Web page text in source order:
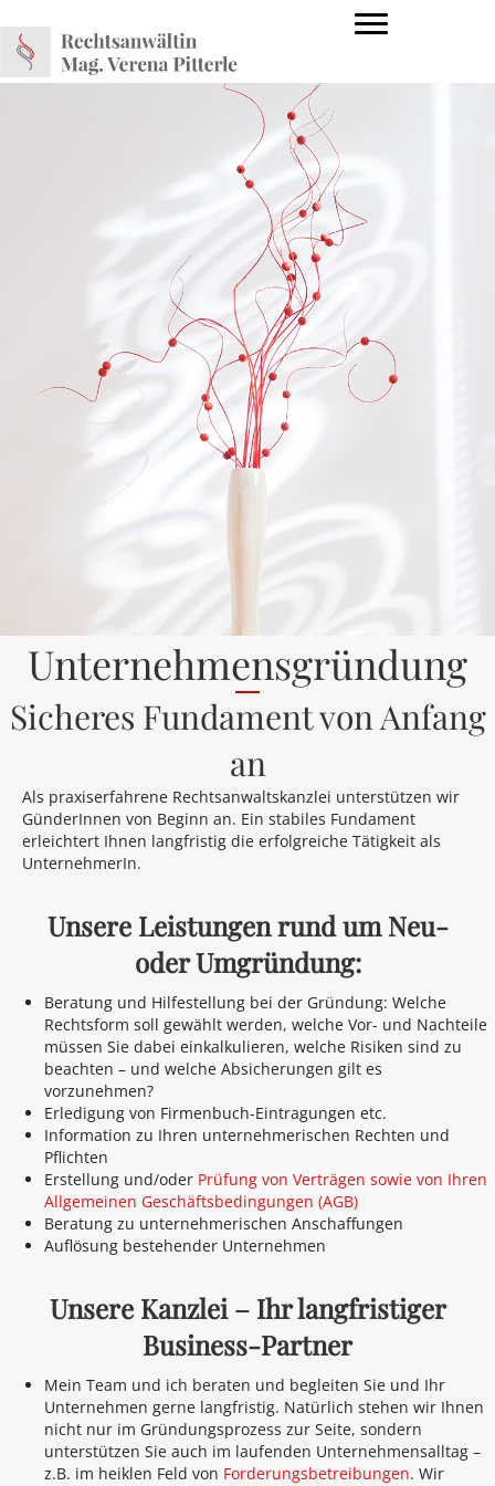
Unternehmensgründung
Sicheres Fundament von Anfang
an
Als praxiserfahrene Rechtsanwaltskanzlei unterstützen wir
GünderInnen von Beginn an. Ein stabiles Fundament
erleichtert Ihnen langfristig die erfolgreiche Tätigkeit als
UnternehmerIn.
Unsere Leistungen rund um Neu-
oder Umgründung:
Beratung und Hilfestellung bei der Gründung: Welche
Rechtsform soll gewählt werden, welche Vor- und Nachteile
müssen Sie dabei einkalkulieren, welche Risiken sind zu
beachten – und welche Absicherungen gilt es
vorzunehmen?
Erledigung von Firmenbuch-Eintragungen etc.
Information zu Ihren unternehmerischen Rechten und
Pflichten
Erstellung und/oder Prüfung von Verträgen sowie von Ihren
Allgemeinen Geschäftsbedingungen (AGB)
Beratung zu unternehmerischen Anschaffungen
Auflösung bestehender Unternehmen
Unsere Kanzlei – Ihr langfristiger
Business-Partner
Mein Team und ich beraten und begleiten Sie und Ihr
Unternehmen gerne langfristig. Natürlich stehen wir Ihnen
nicht nur im Gründungsprozess zur Seite, sondern
unterstützen Sie auch im laufenden Unternehmensalltag –
z.B. im heiklen Feld von Forderungsbetreibungen. Wir